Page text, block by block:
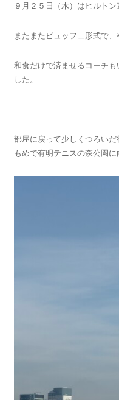
９月２５日（木）はヒルト
またまたビュッフェ形式で、
和食だけで済ませるコーチ
した。
部屋に戻って少しくつろい
もめで有明テニスの森公園に